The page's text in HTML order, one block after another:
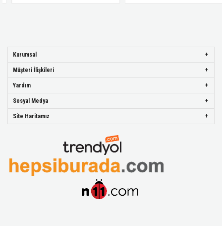
Kurumsal
Müşteri İlişkileri
Yardım
Sosyal Medya
Site Haritamız